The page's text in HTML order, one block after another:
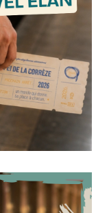
Foyer de Vie de